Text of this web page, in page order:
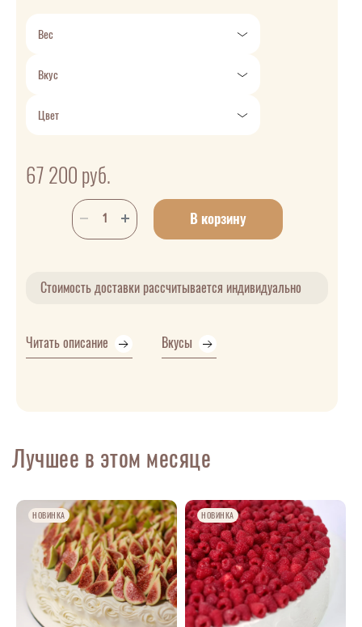
Вес
Вкус
Цвет
67 200 руб.
В корзину
Стоимость доставки рассчитывается индивидуально
Читать описание Вкусы
Лучшее в этом месяце
НОВИНКА НОВИНКА